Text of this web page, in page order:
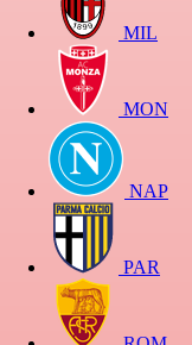
MIL
MON
NAP
PAR